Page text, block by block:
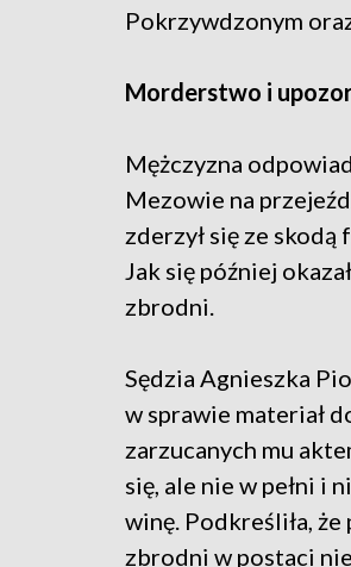
Pokrzywdzonym
Morderstwo i
Mężczyzna
Mezowie na
zderzył się ze
Jak się później
zbrodni.
Sędzia Agnieszka
w sprawie materiał
zarzucanych mu
się, ale nie w pełni i
winę. Podkreśliła,
zbrodni w postaci